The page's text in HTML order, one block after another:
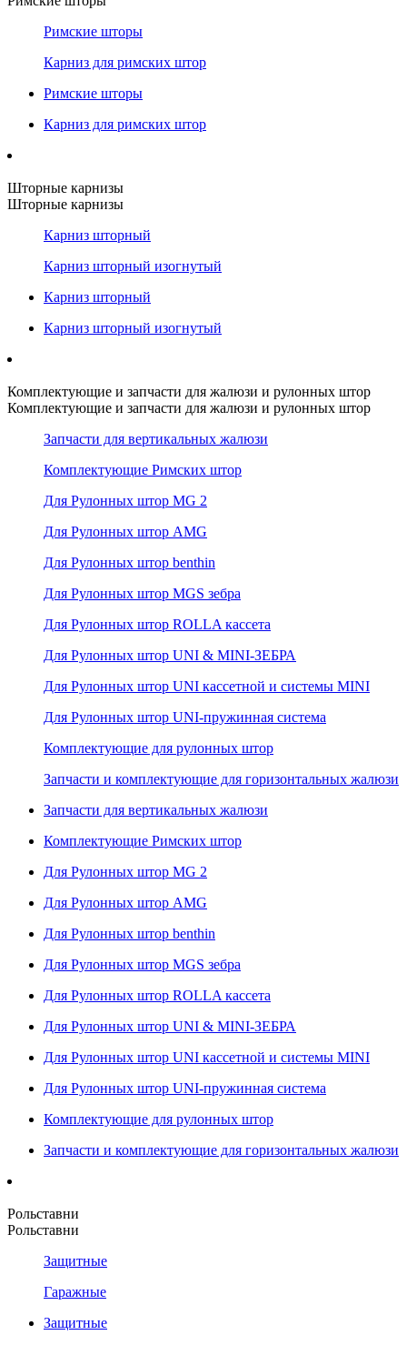
Римские шторы
Карниз для римских штор
Римские шторы
Карниз для римских штор
Шторные карнизы
Шторные карнизы
Карниз шторный
Карниз шторный изогнутый
Карниз шторный
Карниз шторный изогнутый
Комплектующие и запчасти для жалюзи и рулонных штор
Комплектующие и запчасти для жалюзи и рулонных штор
Запчасти для вертикальных жалюзи
Комплектующие Римских штор
Для Рулонных штор MG 2
Для Рулонных штор AMG
Для Рулонных штор benthin
Для Рулонных штор MGS зебра
Для Рулонных штор ROLLA кассета
Для Рулонных штор UNI & MINI-ЗЕБРА
Для Рулонных штор UNI кассетной и системы MINI
Для Рулонных штор UNI-пружинная система
Комплектующие для рулонных штор
Запчасти и комплектующие для горизонтальных жалюзи
Запчасти для вертикальных жалюзи
Комплектующие Римских штор
Для Рулонных штор MG 2
Для Рулонных штор AMG
Для Рулонных штор benthin
Для Рулонных штор MGS зебра
Для Рулонных штор ROLLA кассета
Для Рулонных штор UNI & MINI-ЗЕБРА
Для Рулонных штор UNI кассетной и системы MINI
Для Рулонных штор UNI-пружинная система
Комплектующие для рулонных штор
Запчасти и комплектующие для горизонтальных жалюзи
Рольставни
Рольставни
Защитные
Гаражные
Защитные